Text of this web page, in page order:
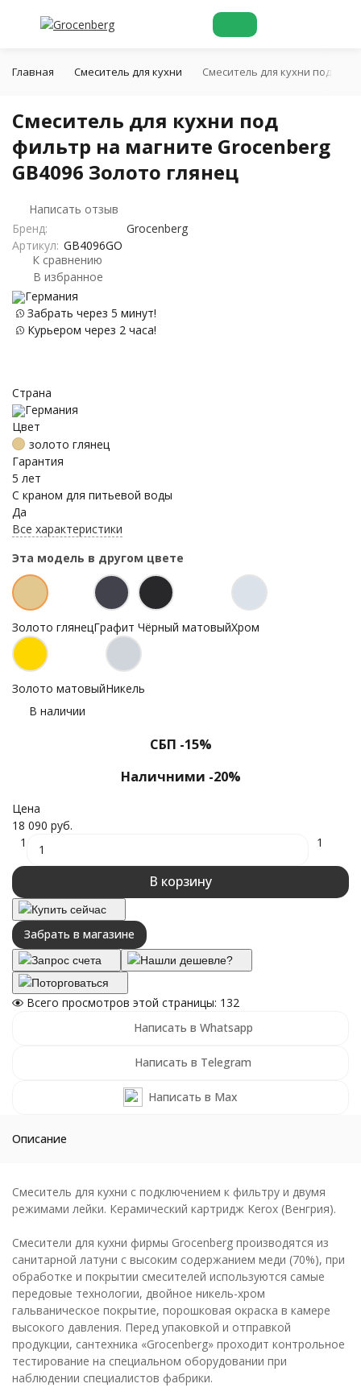
Главная Смеситель для кухни Смеситель для кухни под
Смеситель для кухни под
фильтр на магните Grocenberg
GB4096 Золото глянец
Написать отзыв
Бренд:
Grocenberg
Артикул: GB4096GO
К сравнению
В избранное
Германия
Забрать через 5 минут!
Курьером через 2 часа!
Страна
Германия
Цвет
золото глянец
Гарантия
5 лет
С краном для питьевой воды
Да
Все характеристики
Эта модель в другом цвете
Золото глянецГрафит Чёрный матовыйХром
Золото матовыйНикель
В наличии
СБП -15%
Наличними -20%
Цена
18 090 руб.
1
1
В корзину
Купить сейчас
Забрать в магазине
Запрос счета
Нашли дешевле?
Поторговаться
Всего просмотров этой страницы: 132
Написать в Whatsapp
Написать в Telegram
Написать в Max
Описание
Смеситель для кухни с подключением к фильтру и двумя
режимами лейки. Керамический картридж Kerox (Венгрия).
Смесители для кухни фирмы Grocenberg производятся из
санитарной латуни с высоким содержанием меди (70%), при
обработке и покрытии смесителей используются самые
передовые технологии, двойное никель-хром
гальваническое покрытие, порошковая окраска в камере
высокого давления. Перед упаковкой и отправкой
продукции, сантехника «Grocenberg» проходит контрольное
тестирование на специальном оборудовании при
наблюдении специалистов фабрики.